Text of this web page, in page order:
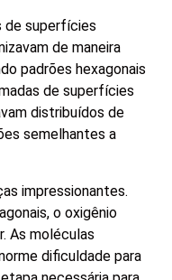
de superfícies
de maneira
padrões hexagonais
de superfícies
distribuídos de
semelhantes a
impressionantes.
o oxigênio
As moléculas
dificuldade para